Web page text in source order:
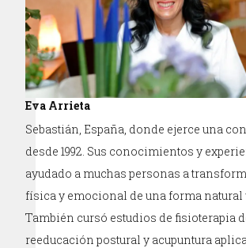
Eva Arrieta
Sebastián, España, donde ejerce una
desde 1992. Sus conocimientos y
ayudado a muchas personas a
física y emocional de una forma
También cursó estudios de fisioterapia
reeducación postural y acupuntura